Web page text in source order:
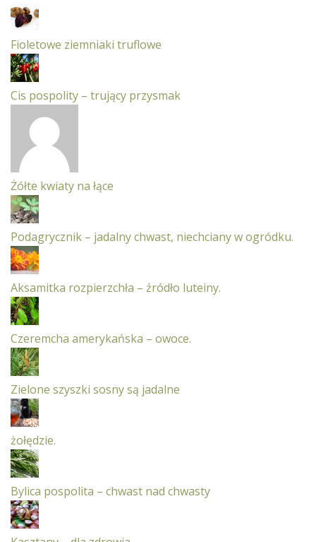
Fioletowe ziemniaki truflowe
Cis pospolity – trujący przysmak
Żółte kwiaty na łące
Podagrycznik – jadalny chwast, niechciany w ogródku.
Aksamitka rozpierzchła – źródło luteiny.
Czeremcha amerykańska – owoce.
Zielone szyszki sosny są jadalne
żołędzie.
Bylica pospolita – chwast nad chwasty